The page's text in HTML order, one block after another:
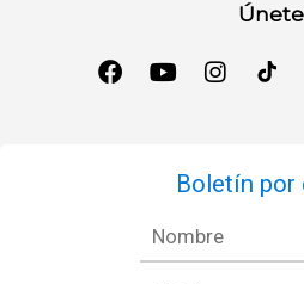
Únete
Boletín por